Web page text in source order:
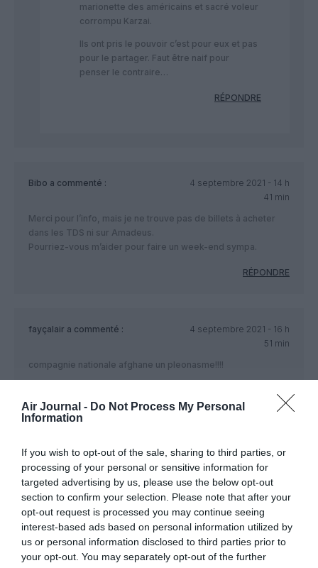
Air Journal - Do Not Process My Personal
Information
If you wish to opt-out of the sale, sharing to third parties, or
processing of your personal or sensitive information for
targeted advertising by us, please use the below opt-out
section to confirm your selection. Please note that after your
opt-out request is processed you may continue seeing
interest-based ads based on personal information utilized by
us or personal information disclosed to third parties prior to
your opt-out. You may separately opt-out of the further
marionette des américains et sacré voleur
corrompu Karzai.
Ils ont pris le pouvoir c’est pour eux et pas
pour le partager. Faut être naif pour
penser le contraire…
RÉPONDRE
Bibo a commenté :
4 septembre 2021 - 14 h
41 min
Merci pour l’info, mais je ne trouve pas de billets à acheter
dans les TDS ni sur Amadeus.
Pourriez-vous m’aider pour faire un week-end sympa.
RÉPONDRE
fayçalair a commenté :
4 septembre 2021 - 16 h
51 min
compagnie nationale afghane un pleonasme!!!!
18 h 39 min
Et pourquoi un pléonasme ?
Pouvez vous nous éclairer de votre savoir ?
RÉPONDRE